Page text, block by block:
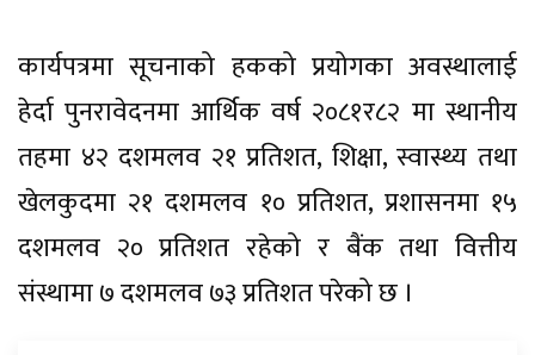
कार्यपत्रमा सूचनाको हकको प्रयोगका अवस्थालाई
हेर्दा पुनरावेदनमा आर्थिक वर्ष २०८१र८२ मा स्थानीय
तहमा ४२ दशमलव २१ प्रतिशत, शिक्षा, स्वास्थ्य तथा
खेलकुदमा २१ दशमलव १० प्रतिशत, प्रशासनमा १५
दशमलव २० प्रतिशत रहेको र बैंक तथा वित्तीय
संस्थामा ७ दशमलव ७३ प्रतिशत परेको छ ।